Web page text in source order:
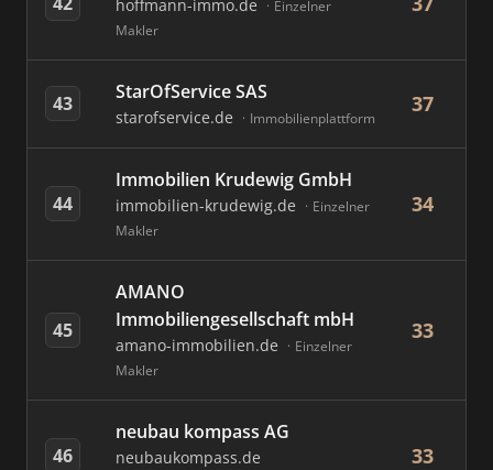
hoffmann-immo.de
Einzelner
Makler
43 StarOfService SAS
starofservice.de Immobilienplattform
37
44
Immobilien Krudewig GmbH
immobilien-krudewig.de
Einzelner
Makler
34
45
AMANO
Immobiliengesellschaft mbH
amano-immobilien.de
Einzelner
Makler
33
46
neubau kompass AG
neubaukompass.de 33